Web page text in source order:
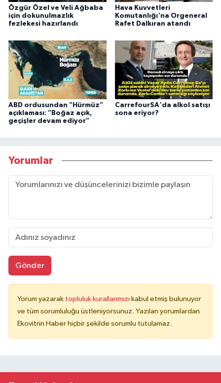
Özgür Özel ve Veli Ağbaba
için dokunulmazlık
fezlekesi hazırlandı
Hava Kuvvetleri
Komutanlığı'na Orgeneral
Rafet Dalkıran atandı
ABD ordusundan "Hürmüz"
açıklaması: "Boğaz açık,
geçişler devam ediyor"
CarrefourSA'da alkol satışı
sona eriyor?
Yorumlar
Gönder
Yorum yazarak topluluk kurallarımızı kabul etmiş bulunuyor
ve tüm sorumluluğu üstleniyorsunuz. Yazılan yorumlardan
Ekovitrin Haber hiçbir şekilde sorumlu tutulamaz.